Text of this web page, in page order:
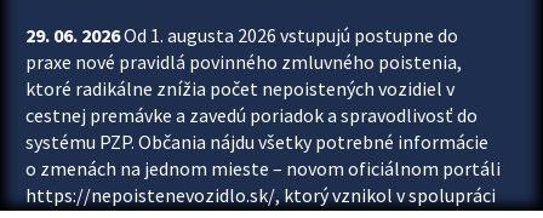
29. 06. 2026Od 1. augusta 2026 vstupujú postupne do
praxe nové pravidlá povinného zmluvného poistenia,
ktoré radikálne znížia počet nepoistených vozidiel v
cestnej premávke a zavedú poriadok a spravodlivosť do
systému PZP. Občania nájdu všetky potrebné informácie
o zmenách na jednom mieste – novom oficiálnom portáli
https://nepoistenevozidlo.sk/, ktorý vznikol v spolupráci